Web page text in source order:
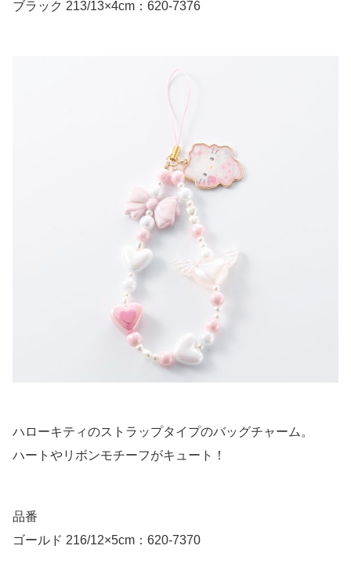
ブラック 213/13×4cm：620-7376
ハローキティのストラップタイプのバッグチャーム。
ハートやリボンモチーフがキュート！
品番
ゴールド 216/12×5cm：620-7370